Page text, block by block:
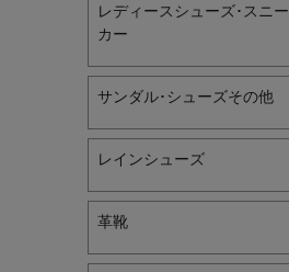
レディースシューズ･スニー
カー
サンダル･シューズその他
レインシューズ
革靴